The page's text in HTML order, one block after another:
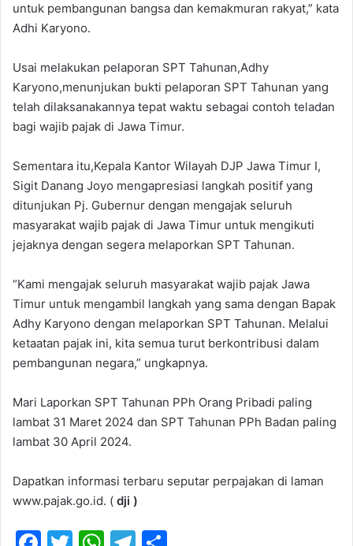
untuk pembangunan bangsa dan kemakmuran rakyat,” kata
Adhi Karyono.
Usai melakukan pelaporan SPT Tahunan,Adhy
Karyono,menunjukan bukti pelaporan SPT Tahunan yang
telah dilaksanakannya tepat waktu sebagai contoh teladan
bagi wajib pajak di Jawa Timur.
Sementara itu,Kepala Kantor Wilayah DJP Jawa Timur I,
Sigit Danang Joyo mengapresiasi langkah positif yang
ditunjukan Pj. Gubernur dengan mengajak seluruh
masyarakat wajib pajak di Jawa Timur untuk mengikuti
jejaknya dengan segera melaporkan SPT Tahunan.
“Kami mengajak seluruh masyarakat wajib pajak Jawa
Timur untuk mengambil langkah yang sama dengan Bapak
Adhy Karyono dengan melaporkan SPT Tahunan. Melalui
ketaatan pajak ini, kita semua turut berkontribusi dalam
pembangunan negara,” ungkapnya.
Mari Laporkan SPT Tahunan PPh Orang Pribadi paling
lambat 31 Maret 2024 dan SPT Tahunan PPh Badan paling
lambat 30 April 2024.
Dapatkan informasi terbaru seputar perpajakan di laman
www.pajak.go.id. ( dji )